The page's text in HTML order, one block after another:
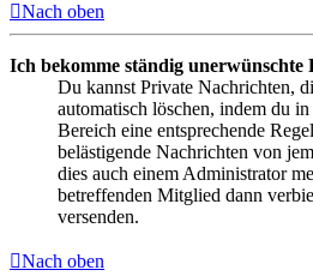
Nach oben
Ich bekomme ständig unerwünschte
Du kannst Private Nachrichten,
automatisch löschen, indem du
Bereich eine entsprechende
belästigende Nachrichten von
dies auch einem Administrator
betreffenden Mitglied dann
versenden.
Nach oben